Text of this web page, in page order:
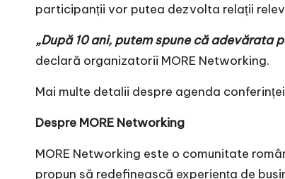
participanții vor putea dezvolta relații
„După 10 ani, putem spune că adevărata
declară organizatorii MORE Networking.
Mai multe detalii despre agenda
Despre MORE Networking
MORE Networking este o comunitate
propun să redefinească experiența de